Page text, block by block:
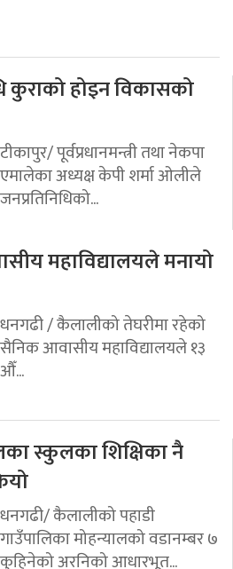
कुराको होइन विकासको
टीकापुर/ पूर्वप्रधानमन्त्री तथा नेकपा
एमालेका अध्यक्ष केपी शर्मा ओलीले
जनप्रतिनिधिको...
महाविद्यालयले मनायो
धनगढी / कैलालीको तेघरीमा रहेको
सैनिक आवासीय महाविद्यालयले १३
औँ...
स्कुलका शिक्षिका नै
धनगढी/ कैलालीको पहाडी
गाउँपालिका मोहन्यालको वडानम्बर ७
कुहिनेको अरनिको आधारभूत...